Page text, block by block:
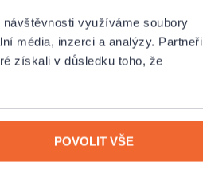
využíváme soubory
média, inzerci a analýzy. Partneři
získali v důsledku toho, že
POVOLIT VŠE